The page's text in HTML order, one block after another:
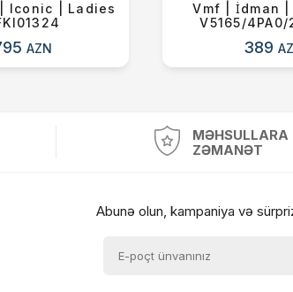
Iconic | Ladies
AZN
Vmf | İdman |
V5165/4PA0/
389
MƏHSULLARA
ZƏMANƏT
Abunə olun, kampaniya və